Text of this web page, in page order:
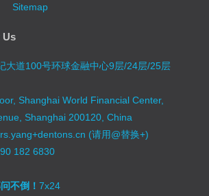
Sitemap
Us
大道100号环球金融中心9层/24层/25层
Shanghai World Financial Center,
Shanghai 200120, China
(请用@替换+)
182 6830
不倒！7x24